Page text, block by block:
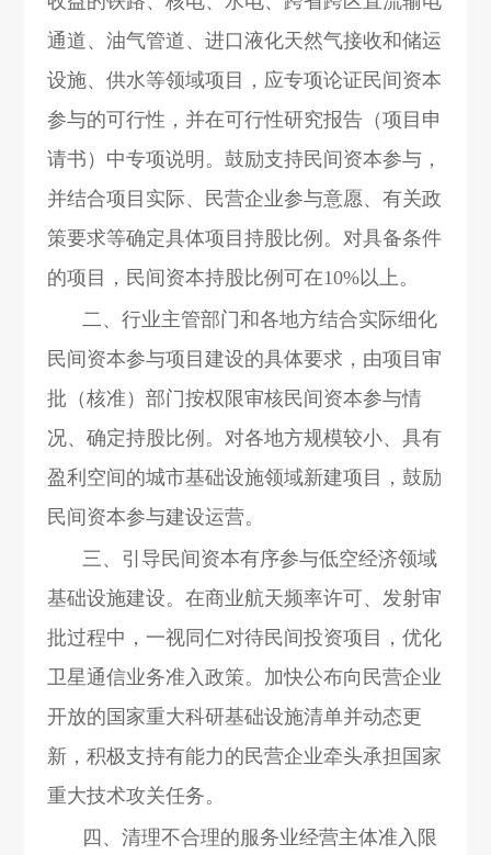
通道、油气管道、进口液化天然气接收和储运
设施、供水等领域项目，应专项论证民间资本
参与的可行性，并在可行性研究报告（项目申
请书）中专项说明。鼓励支持民间资本参与，
并结合项目实际、民营企业参与意愿、有关政
策要求等确定具体项目持股比例。对具备条件
的项目，民间资本持股比例可在10%以上。
二、行业主管部门和各地方结合实际细化
民间资本参与项目建设的具体要求，由项目审
批（核准）部门按权限审核民间资本参与情
况、确定持股比例。对各地方规模较小、具有
盈利空间的城市基础设施领域新建项目，鼓励
民间资本参与建设运营。
三、引导民间资本有序参与低空经济领域
基础设施建设。在商业航天频率许可、发射审
批过程中，一视同仁对待民间投资项目，优化
卫星通信业务准入政策。加快公布向民营企业
开放的国家重大科研基础设施清单并动态更
新，积极支持有能力的民营企业牵头承担国家
重大技术攻关任务。
四、清理不合理的服务业经营主体准入限